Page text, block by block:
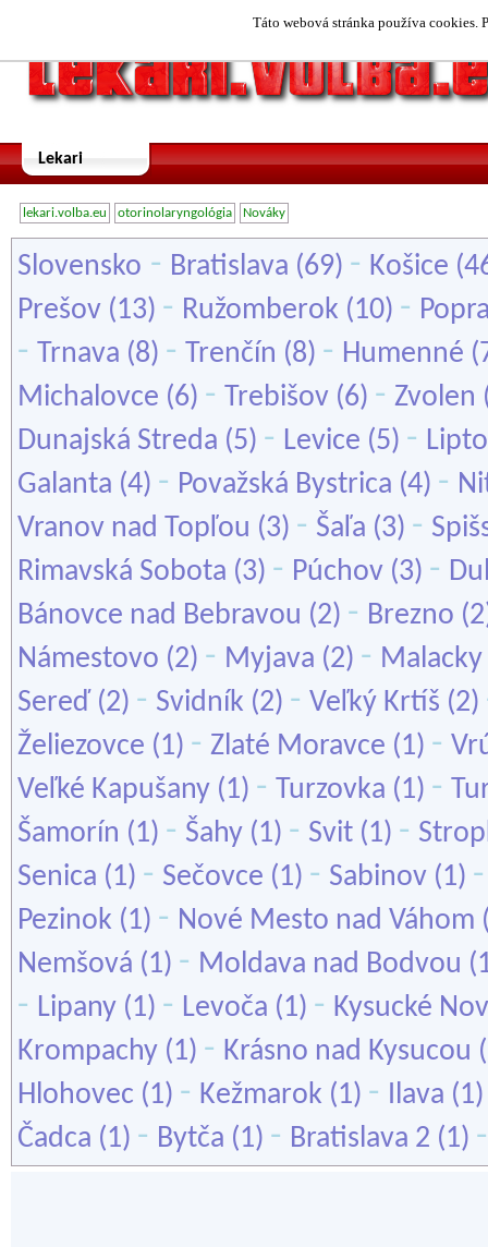
Táto webová stránka používa cookies.
Lekari
lekari.volba.eu otorinolaryngológia Nováky
Slovensko - Bratislava (69) - Košice
Prešov (13) - Ružomberok (10) -
- Trnava (8) - Trenčín (8) - Humenné
Michalovce (6) - Trebišov (6) - Zvolen
Dunajská Streda (5) - Levice (5) -
Galanta (4) - Považská Bystrica (4) -
Vranov nad Topľou (3) - Šaľa (3) -
Rimavská Sobota (3) - Púchov (3) -
Bánovce nad Bebravou (2) - Brezno
Námestovo (2) - Myjava (2) - Malacky
Sereď (2) - Svidník (2) - Veľký Krtíš (2)
Želiezovce (1) - Zlaté Moravce (1) -
Veľké Kapušany (1) - Turzovka (1) -
Šamorín (1) - Šahy (1) - Svit (1) -
Senica (1) - Sečovce (1) - Sabinov (1)
Pezinok (1) - Nové Mesto nad Váhom
Nemšová (1) - Moldava nad Bodvou
- Lipany (1) - Levoča (1) - Kysucké
Krompachy (1) - Krásno nad Kysucou
Hlohovec (1) - Kežmarok (1) - Ilava
Čadca (1) - Bytča (1) - Bratislava 2 (1)